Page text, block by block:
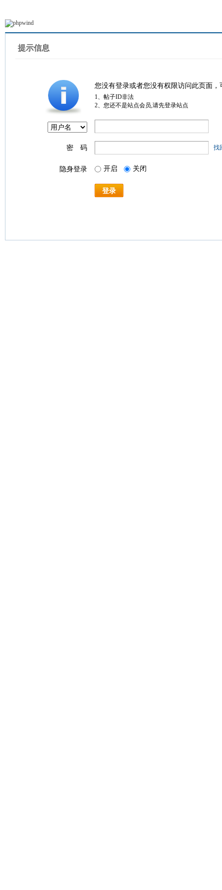
提示信息
您没有登录或者您没有权限访问此页面
1、帖子ID非法
2、您还不是站点会员,请先登录站点
密 码 找
隐身登录 开启 关闭
登录